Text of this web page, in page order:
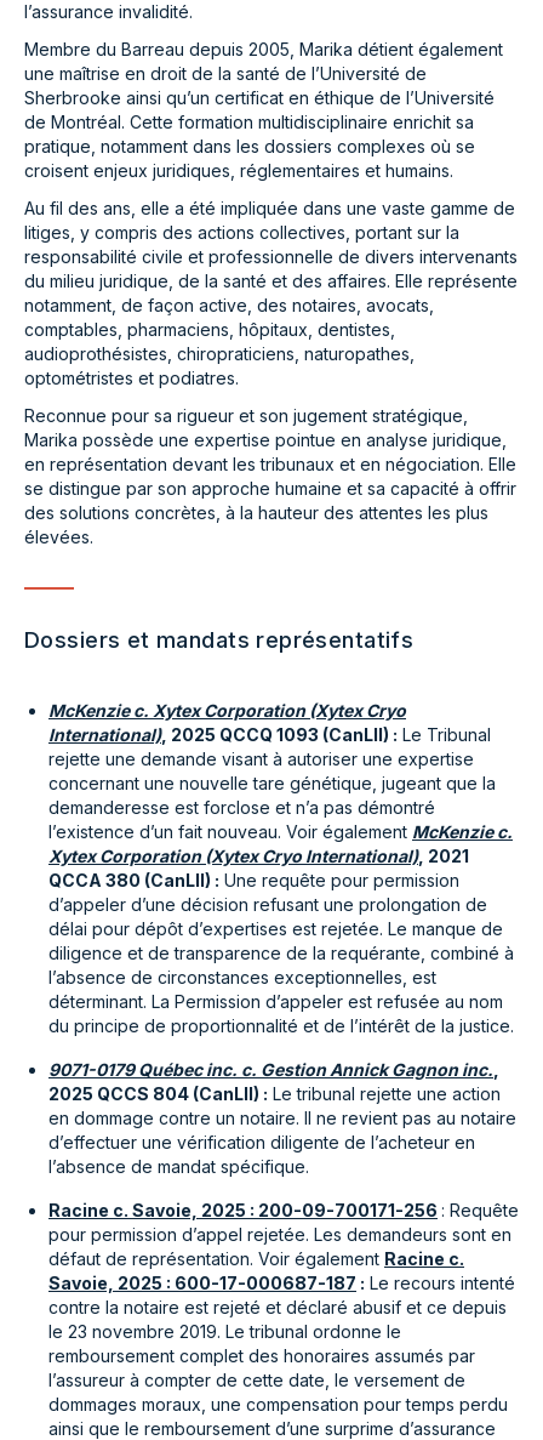
l’assurance invalidité.
Membre du Barreau depuis 2005, Marika détient également
une maîtrise en droit de la santé de l’Université de
Sherbrooke ainsi qu’un certificat en éthique de l’Université
de Montréal. Cette formation multidisciplinaire enrichit sa
pratique, notamment dans les dossiers complexes où se
croisent enjeux juridiques, réglementaires et humains.
Au fil des ans, elle a été impliquée dans une vaste gamme de
litiges, y compris des actions collectives, portant sur la
responsabilité civile et professionnelle de divers intervenants
du milieu juridique, de la santé et des affaires. Elle représente
notamment, de façon active, des notaires, avocats,
comptables, pharmaciens, hôpitaux, dentistes,
audioprothésistes, chiropraticiens, naturopathes,
optométristes et podiatres.
Reconnue pour sa rigueur et son jugement stratégique,
Marika possède une expertise pointue en analyse juridique,
en représentation devant les tribunaux et en négociation. Elle
se distingue par son approche humaine et sa capacité à offrir
des solutions concrètes, à la hauteur des attentes les plus
élevées.
Dossiers et mandats représentatifs
McKenzie c. Xytex Corporation (Xytex Cryo
International), 2025 QCCQ 1093 (CanLII) : Le Tribunal
rejette une demande visant à autoriser une expertise
concernant une nouvelle tare génétique, jugeant que la
demanderesse est forclose et n’a pas démontré
l’existence d’un fait nouveau. Voir également McKenzie c.
Xytex Corporation (Xytex Cryo International), 2021
QCCA 380 (CanLII) : Une requête pour permission
d’appeler d’une décision refusant une prolongation de
délai pour dépôt d’expertises est rejetée. Le manque de
diligence et de transparence de la requérante, combiné à
l’absence de circonstances exceptionnelles, est
déterminant. La Permission d’appeler est refusée au nom
du principe de proportionnalité et de l’intérêt de la justice.
9071-0179 Québec inc. c. Gestion Annick Gagnon inc.
2025 QCCS 804 (CanLII) : Le tribunal rejette une action
en dommage contre un notaire. Il ne revient pas au notaire
d’effectuer une vérification diligente de l’acheteur en
l’absence de mandat spécifique.
Racine c. Savoie, 2025 : 200-09-700171-256 : Requête
pour permission d’appel rejetée. Les demandeurs sont en
défaut de représentation. Voir également Racine c.
Savoie, 2025 : 600-17-000687-187 : Le recours intenté
contre la notaire est rejeté et déclaré abusif et ce depuis
le 23 novembre 2019. Le tribunal ordonne le
remboursement complet des honoraires assumés par
l’assureur à compter de cette date, le versement de
dommages moraux, une compensation pour temps perdu
ainsi que le remboursement d’une surprime d’assurance